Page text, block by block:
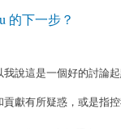
的下一步？
說這是一個好的討論
獻有所疑惑，或是指